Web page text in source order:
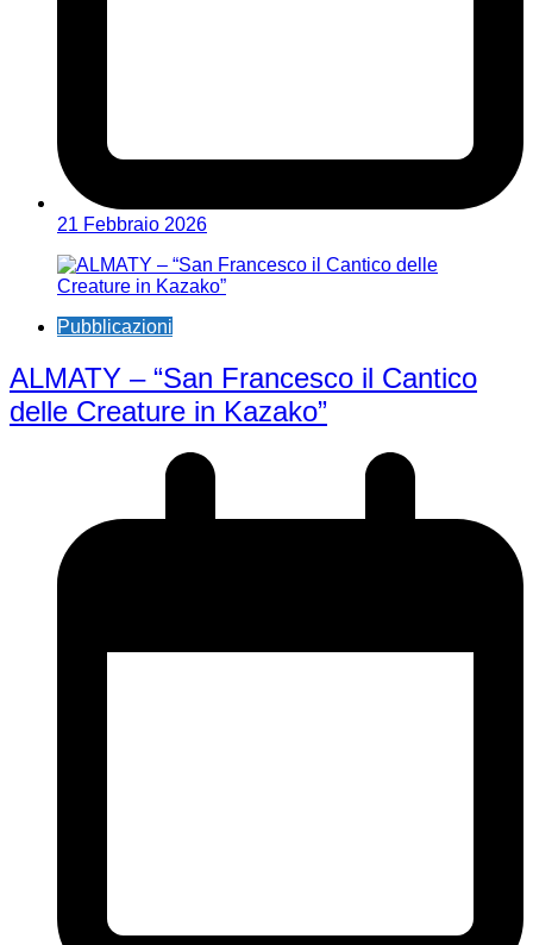
21 Febbraio 2026
Pubblicazioni
ALMATY – “San Francesco il Cantico
delle Creature in Kazako”